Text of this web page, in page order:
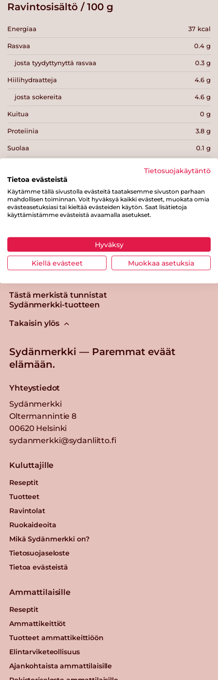
Ravintosisältö / 100 g
Energiaa 37 kcal
Rasvaa 0.4 g
josta tyydyttynyttä rasvaa 0.3 g
Hiilihydraatteja 4.6 g
josta sokereita 4.6 g
Kuitua 0 g
Proteiinia 3.8 g
Suolaa 0.1 g
Tulosta sivu Jaa tuote
Tästä merkistä tunnistat
Sydänmerkki-tuotteen
Takaisin ylös
Sydänmerkki — Paremmat eväät
elämään.
Yhteystiedot
Sydänmerkki
Oltermannintie 8
00620 Helsinki
sydanmerkki@sydanliitto.fi
Kuluttajille
Reseptit
Tuotteet
Ravintolat
Ruokaideoita
Mikä Sydänmerkki on?
Tietosuojaseloste
Tietoa evästeistä
Ammattilaisille
Reseptit
Ammattikeittiöt
Tuotteet ammattikeittiöön
Elintarviketeollisuus
Ajankohtaista ammattilaisille
Tietosuojakäytäntö
Tietoa evästeistä
Käytämme tällä sivustolla evästeitä taataksemme sivuston parhaan
mahdollisen toiminnan. Voit hyväksyä kaikki evästeet, muokata omia
evästeasetuksiasi tai kieltää evästeiden käytön. Saat lisätietoja
käyttämistämme evästeistä avaamalla asetukset.
Hyväksy
Kiellä evästeet Muokkaa asetuksia